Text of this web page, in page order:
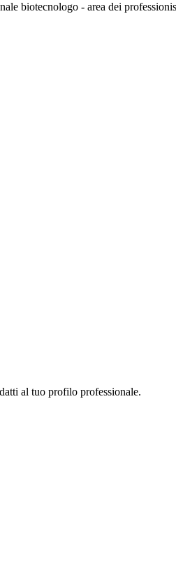
biotecnologo - area dei
al tuo profilo professionale.